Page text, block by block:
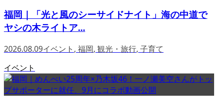
福岡｜「光と風のシーサイドナイト」海の中道で
ヤシの木ライトア...
2026.08.09イベント , 福岡, 観光・旅行, 子育て
イベント